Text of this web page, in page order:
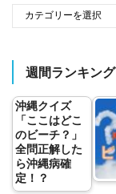
週間ランキング
沖縄クイズ
「ここはどこ
のビーチ？」
全問正解した
ら沖縄病確
定！？